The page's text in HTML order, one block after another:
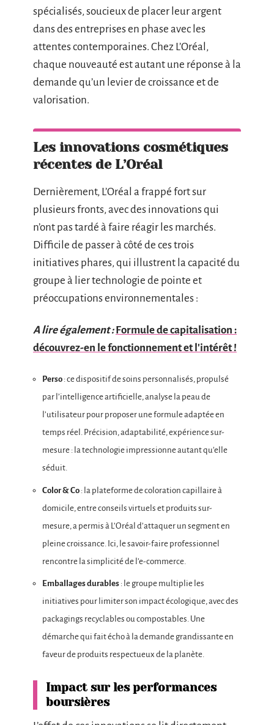
spécialisés, soucieux de placer leur argent
dans des entreprises en phase avec les
attentes contemporaines. Chez L’Oréal,
chaque nouveauté est autant une réponse à la
demande qu’un levier de croissance et de
valorisation.
Les innovations cosmétiques
récentes de L’Oréal
Dernièrement, L’Oréal a frappé fort sur
plusieurs fronts, avec des innovations qui
n’ont pas tardé à faire réagir les marchés.
Difficile de passer à côté de ces trois
initiatives phares, qui illustrent la capacité du
groupe à lier technologie de pointe et
préoccupations environnementales :
A lire également : Formule de capitalisation :
découvrez-en le fonctionnement et l'intérêt !
Perso : ce dispositif de soins personnalisés, propulsé
par l’intelligence artificielle, analyse la peau de
l’utilisateur pour proposer une formule adaptée en
temps réel. Précision, adaptabilité, expérience sur-
mesure : la technologie impressionne autant qu’elle
séduit.
Color & Co : la plateforme de coloration capillaire à
domicile, entre conseils virtuels et produits sur-
mesure, a permis à L’Oréal d’attaquer un segment en
pleine croissance. Ici, le savoir-faire professionnel
rencontre la simplicité de l’e-commerce.
Emballages durables : le groupe multiplie les
initiatives pour limiter son impact écologique, avec des
packagings recyclables ou compostables. Une
démarche qui fait écho à la demande grandissante en
faveur de produits respectueux de la planète.
Impact sur les performances
boursières